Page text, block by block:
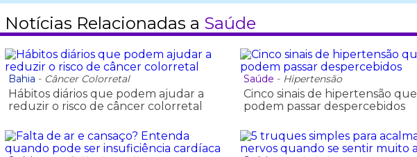
Notícias Relacionadas a Saúde
Bahia - Câncer Colorretal
Hábitos diários que podem ajudar a
reduzir o risco de câncer colorretal
Saúde - Hipertensão
Cinco sinais de hipertensão que
podem passar despercebidos